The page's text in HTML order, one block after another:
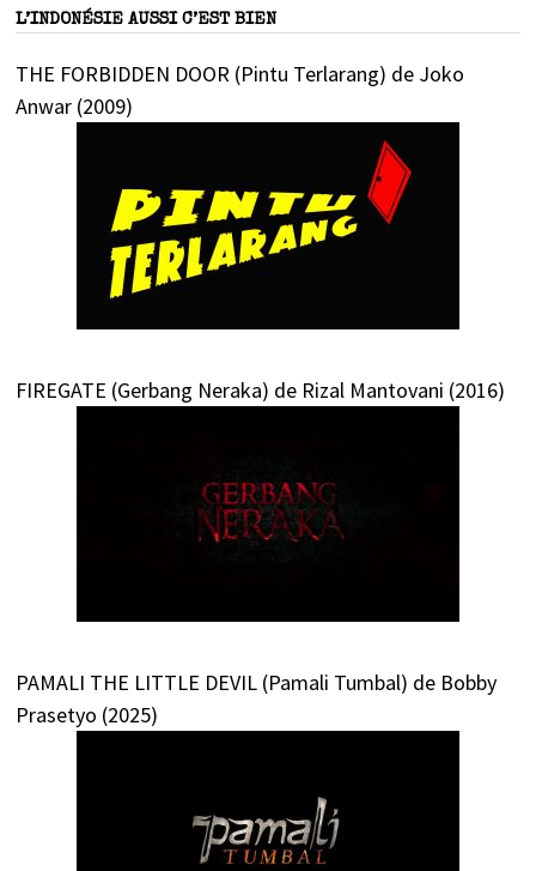
L’INDONÉSIE AUSSI C’EST BIEN
THE FORBIDDEN DOOR (Pintu Terlarang) de Joko
Anwar (2009)
FIREGATE (Gerbang Neraka) de Rizal Mantovani (2016)
PAMALI THE LITTLE DEVIL (Pamali Tumbal) de Bobby
Prasetyo (2025)